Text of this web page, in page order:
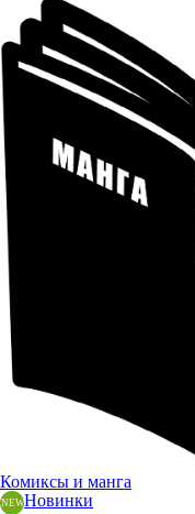
Комиксы и манга
Новинки